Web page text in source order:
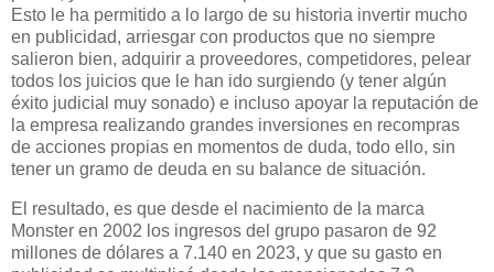
Esto le ha permitido a lo largo de su historia invertir mucho
en publicidad, arriesgar con productos que no siempre
salieron bien, adquirir a proveedores, competidores, pelear
todos los juicios que le han ido surgiendo (y tener algún
éxito judicial muy sonado) e incluso apoyar la reputación de
la empresa realizando grandes inversiones en recompras
de acciones propias en momentos de duda, todo ello, sin
tener un gramo de deuda en su balance de situación.
El resultado, es que desde el nacimiento de la marca
Monster en 2002 los ingresos del grupo pasaron de 92
millones de dólares a 7.140 en 2023, y que su gasto en